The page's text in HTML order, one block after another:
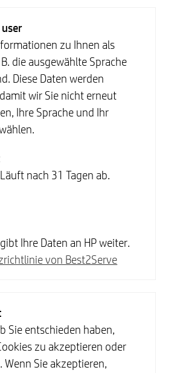
zu Ihnen als
die ausgewählte Sprache
Diese Daten werden
wir Sie nicht erneut
Ihre Sprache und Ihr
nach 31 Tagen ab.
Ihre Daten an HP weiter.
von Best2Serve
Sie entschieden haben,
zu akzeptieren oder
Wenn Sie akzeptieren,